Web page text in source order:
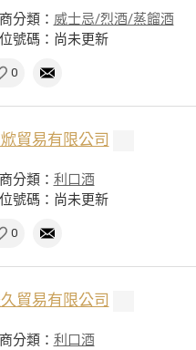
分類： 威士忌/烈酒/蒸餾酒
號碼：尚未更新
0
貿易有限公司
分類： 利口酒
號碼：尚未更新
0
貿易有限公司
分類： 利口酒